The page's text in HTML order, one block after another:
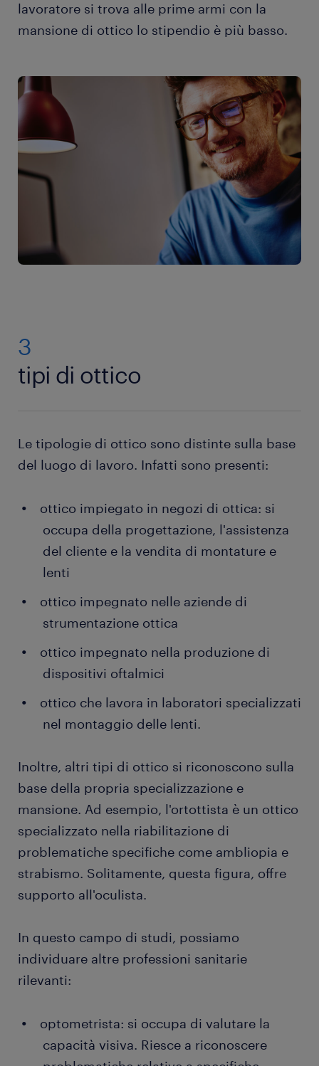
lavoratore si trova alle prime armi con la
mansione di ottico lo stipendio è più basso.
3
tipi di ottico
Le tipologie di ottico sono distinte sulla base
del luogo di lavoro. Infatti sono presenti:
ottico impiegato in negozi di ottica: si
occupa della progettazione, l'assistenza
del cliente e la vendita di montature e
lenti
ottico impegnato nelle aziende di
strumentazione ottica
ottico impegnato nella produzione di
dispositivi oftalmici
ottico che lavora in laboratori specializzati
nel montaggio delle lenti.
Inoltre, altri tipi di ottico si riconoscono sulla
base della propria specializzazione e
mansione. Ad esempio, l'ortottista è un ottico
specializzato nella riabilitazione di
problematiche specifiche come ambliopia e
strabismo. Solitamente, questa figura, offre
supporto all'oculista.
In questo campo di studi, possiamo
individuare altre professioni sanitarie
rilevanti:
optometrista: si occupa di valutare la
capacità visiva. Riesce a riconoscere